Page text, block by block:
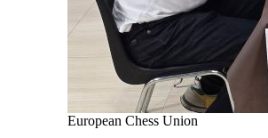
European Chess Union